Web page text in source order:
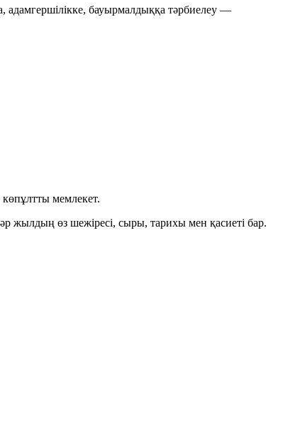
адамгершілікке, бауырмалдыққа тәрбиелеу —
мемлекет.
жылдың өз шежіресі, сыры, тарихы мен қасиеті бар.